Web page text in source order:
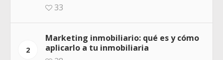
33
2
Marketing inmobiliario: qué es y cómo
aplicarlo a tu inmobiliaria